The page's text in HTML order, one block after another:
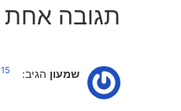
תגובה אחת
שמעון הגיב: 15 באוקטובר 2017 בשעה 23:33